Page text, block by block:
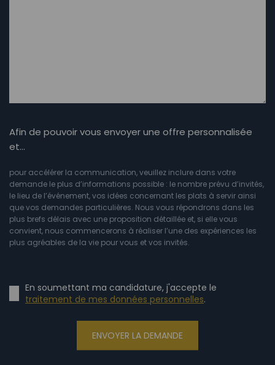
Afin de pouvoir vous envoyer une offre personnalisée
et…
pour accélérer la communication, veuillez inclure dans votre
demande le plus d’informations possible : le nombre prévu d’invités,
le lieu de l’événement, vos idées concernant les plats à servir ainsi
que vos demandes particulières. Nous vous répondrons dans les
plus brefs délais avec une proposition détaillée et, si elle vous
convient, nous commencerons à réaliser l’une des expériences les
plus agréables de la vie pour vous et vos invités.
En soumettant ma candidature, j'accepte le
traitement de mes données personnelles.
ENVOYER LA DEMANDE